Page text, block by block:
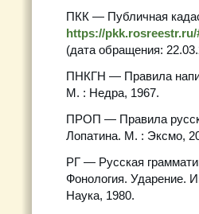
ПКК — Публичная
https://pkk.rosreestr.ru/
(дата обращения:
ПНКГН — Правила
М. : Недра, 1967.
ПРОП — Правила
Лопатина. М. : Эксмо,
РГ — Русская
Фонология. Ударение.
Наука, 1980.